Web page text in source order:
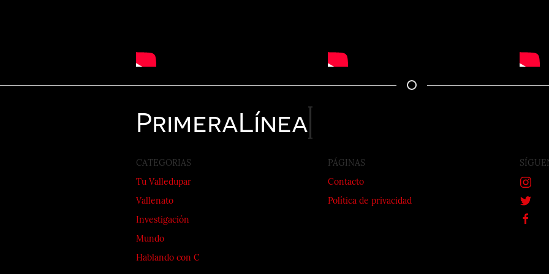
PrimeraLínea
CATEGORIAS
Tu Valledupar
Vallenato
Investigación
Mundo
Hablando con C
PÁGINAS
Contacto
Política de privacidad